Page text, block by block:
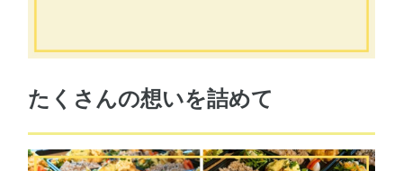
たくさんの想いを詰めて